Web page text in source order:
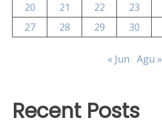
20
21 22 23
27
28 29 30
« Jun Agu »
Recent Posts